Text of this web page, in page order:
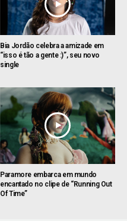
Bia Jordão celebra a amizade em
“isso é tão a gente :)”, seu novo
single
Paramore embarca em mundo
encantado no clipe de “Running Out
Of Time”